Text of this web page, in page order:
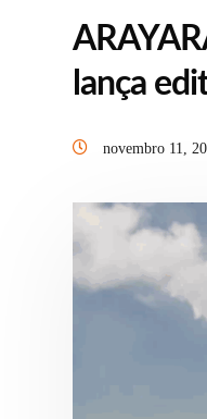
lança
novembro 11,